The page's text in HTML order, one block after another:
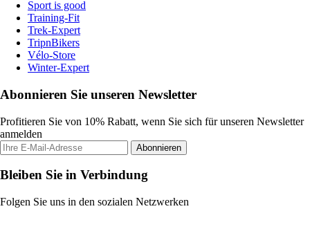
Sport is good
Training-Fit
Trek-Expert
TripnBikers
Vélo-Store
Winter-Expert
Abonnieren Sie unseren Newsletter
Profitieren Sie von 10% Rabatt, wenn Sie sich für unseren Newsletter
anmelden
Abonnieren
Bleiben Sie in Verbindung
Folgen Sie uns in den sozialen Netzwerken